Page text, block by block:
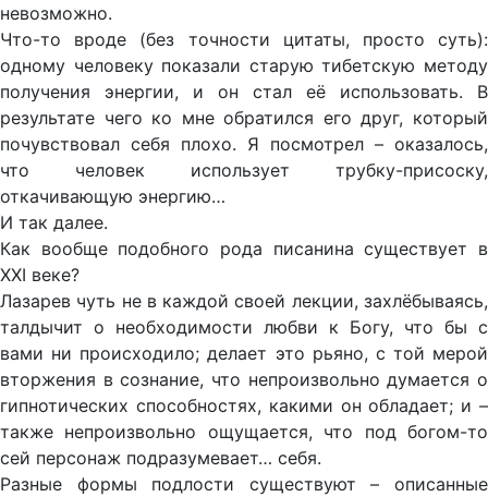
невозможно.
Что-то вроде (без точности цитаты, просто суть):
одному человеку показали старую тибетскую методу
получения энергии, и он стал её использовать. В
результате чего ко мне обратился его друг, который
почувствовал себя плохо. Я посмотрел – оказалось,
что человек использует трубку-присоску,
откачивающую энергию…
И так далее.
Как вообще подобного рода писанина существует в
XXI веке?
Лазарев чуть не в каждой своей лекции, захлёбываясь,
талдычит о необходимости любви к Богу, что бы с
вами ни происходило; делает это рьяно, с той мерой
вторжения в сознание, что непроизвольно думается о
гипнотических способностях, какими он обладает; и –
также непроизвольно ощущается, что под богом-то
сей персонаж подразумевает… себя.
Разные формы подлости существуют – описанные